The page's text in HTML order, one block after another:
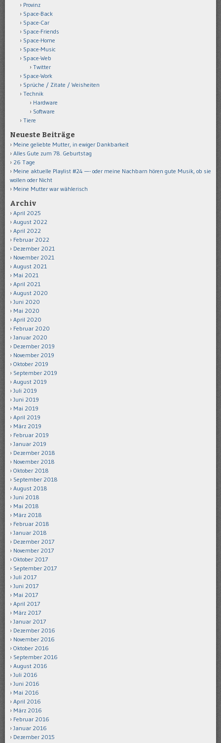
Provinz
Space-Back
Space-Car
Space-Friends
Space-Home
Space-Music
Space-Web
Twitter
Space-Work
Sprüche / Zitate / Weisheiten
Technik
Hardware
Software
Tiere
Neueste Beiträge
Meine geliebte Mutter, in ewiger Dankbarkeit
Alles Gute zum 78. Geburtstag
26 Tage
Meine aktuelle Playlist #24 —- oder meine Nachbarn hören gute Musik, ob sie
wollen oder Nicht
Meine Mutter war wählerisch
Archiv
April 2025
August 2022
April 2022
Februar 2022
Dezember 2021
November 2021
August 2021
Mai 2021
April 2021
August 2020
Juni 2020
Mai 2020
April 2020
Februar 2020
Januar 2020
Dezember 2019
November 2019
Oktober 2019
September 2019
August 2019
Juli 2019
Juni 2019
Mai 2019
April 2019
März 2019
Februar 2019
Januar 2019
Dezember 2018
November 2018
Oktober 2018
September 2018
August 2018
Juni 2018
Mai 2018
März 2018
Februar 2018
Januar 2018
Dezember 2017
November 2017
Oktober 2017
September 2017
Juli 2017
Juni 2017
Mai 2017
April 2017
März 2017
Januar 2017
Dezember 2016
November 2016
Oktober 2016
September 2016
August 2016
Juli 2016
Juni 2016
Mai 2016
April 2016
März 2016
Februar 2016
Januar 2016
Dezember 2015